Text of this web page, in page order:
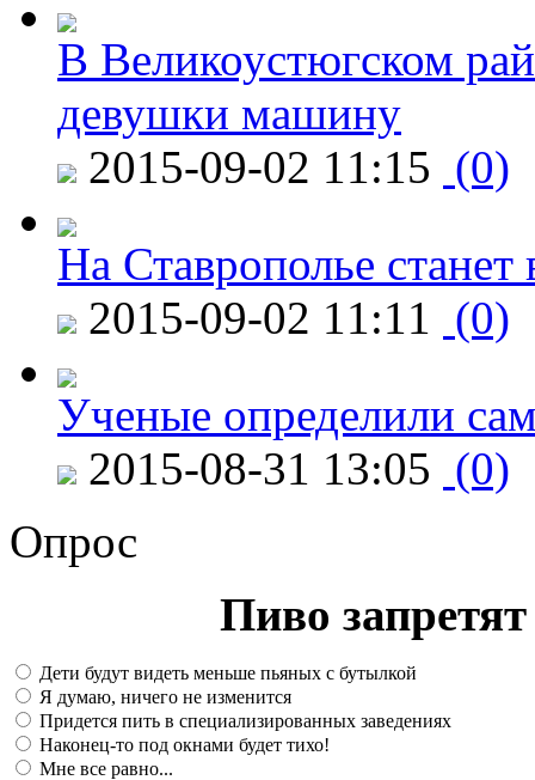
В Великоустюгском
девушки машину
2015-09-02 11:15 (0)
На Ставрополье
2015-09-02 11:11 (0)
Ученые определили
2015-08-31 13:05 (0)
Опрос
Пиво
Дети будут видеть меньше пьяных с бутылкой
Я думаю, ничего не изменится
Придется пить в специализированных заведениях
Наконец-то под окнами будет тихо!
Мне все равно...